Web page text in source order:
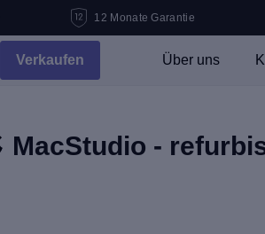
12 Monate Garantie
Verkaufen Über uns
MacStudio -